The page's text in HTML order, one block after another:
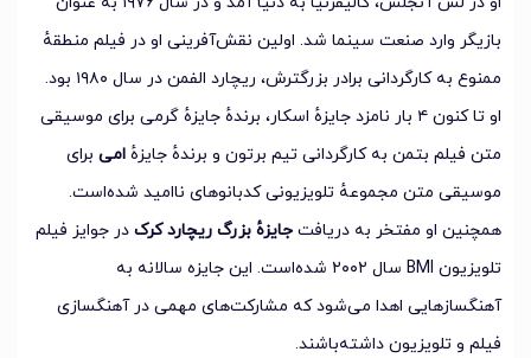
بازیگر وارد صنعت سینما شد. اولین نقش‌آفرینی او در فیلم منطقهٔ
ممنوع به کارگردانی برادر بزرگترش، ریچارد الفمن در سال ۱۹۸۰ بود.
او تا کنون ۴ بار نامزد جایزهٔ اسکار، برندهٔ جایزهٔ گرمی برای موسیقی
متن فیلم بتمن به کارگردانی تیم برتون و برندهٔ جایزهٔ امی برای
موسیقی متن مجموعهٔ تلویزیونی کدبانوهای ناامید شده‌است.
همچنین او مفتخر به دریافت جایزهٔ بزرگ ریچارد کرک در جوایز فیلم
تلویزیون BMI سال ۲۰۰۲ شده‌است. این جایزه سالانه به
آهنگسازهایی اهدا می‌شود که مشارکت‌های مهمی در آهنگسازی
فیلم و تلویزیون داشته‌باشند.